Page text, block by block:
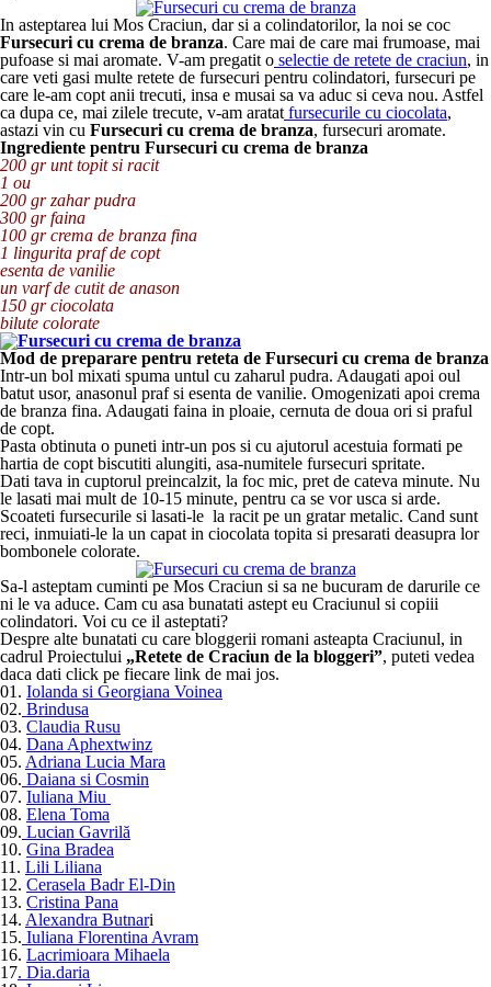
In asteptarea lui Mos Craciun, dar si a colindatorilor, la noi se coc
Fursecuri cu crema de branza. Care mai de care mai frumoase, mai
pufoase si mai aromate. V-am pregatit o selectie de retete de craciun, in
care veti gasi multe retete de fursecuri pentru colindatori, fursecuri pe
care le-am copt anii trecuti, insa e musai sa va aduc si ceva nou. Astfel
ca dupa ce, mai zilele trecute, v-am aratat fursecurile cu ciocolata,
astazi vin cu Fursecuri cu crema de branza, fursecuri aromate.
Ingrediente pentru Fursecuri cu crema de branza
200 gr unt topit si racit
1 ou
200 gr zahar pudra
300 gr faina
100 gr crema de branza fina
1 lingurita praf de copt
esenta de vanilie
un varf de cutit de anason
150 gr ciocolata
bilute colorate
Mod de preparare pentru reteta de Fursecuri cu crema de branza
Intr-un bol mixati spuma untul cu zaharul pudra. Adaugati apoi oul
batut usor, anasonul praf si esenta de vanilie. Omogenizati apoi crema
de branza fina. Adaugati faina in ploaie, cernuta de doua ori si praful
de copt.
Pasta obtinuta o puneti intr-un pos si cu ajutorul acestuia formati pe
hartia de copt biscutiti alungiti, asa-numitele fursecuri spritate.
Dati tava in cuptorul preincalzit, la foc mic, pret de cateva minute. Nu
le lasati mai mult de 10-15 minute, pentru ca se vor usca si arde.
Scoateti fursecurile si lasati-le la racit pe un gratar metalic. Cand sunt
reci, inmuiati-le la un capat in ciocolata topita si presarati deasupra lor
bombonele colorate.
Sa-l asteptam cuminti pe Mos Craciun si sa ne bucuram de darurile ce
ni le va aduce. Cam cu asa bunatati astept eu Craciunul si copiii
colindatori. Voi cu ce il asteptati?
Despre alte bunatati cu care bloggerii romani asteapta Craciunul, in
cadrul Proiectului „Retete de Craciun de la bloggeri”, puteti vedea
daca dati click pe fiecare link de mai jos.
01. Iolanda si Georgiana Voinea
02. Brindusa
03. Claudia Rusu
04. Dana Aphextwinz
05. Adriana Lucia Mara
06. Daiana si Cosmin
07. Iuliana Miu
08. Elena Toma
09. Lucian Gavrilă
10. Gina Bradea
11. Lili Liliana
12. Cerasela Badr El-Din
13. Cristina Pana
14. Alexandra Butnari
15. Iuliana Florentina Avram
16. Lacrimioara Mihaela
17. Dia.daria